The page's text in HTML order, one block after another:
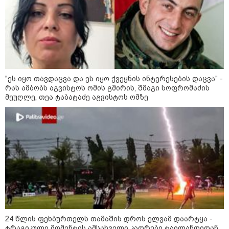
"ყოველთვის ჩემზე უკეთესს
მხდიდი - შენი ავადმყოფობითაც
კი აგრძელებ ამის გაკეთებას" -
თეონა კონტრიძე მეუღლეს
ემოციურ "პოსტს" უძღვნის
პოლიციამ ,,გლოვოს” კურიერზე
თავდასხმის ბრალდებით 3 პირი,
მათ შორის 2 არასრულწლოვანი
დააკავა - შსს ინფორმაციას
პოლიტიკა
"ეს იყო თავდაცვა და ეს იყო ქვეყნის ინტერესების დაცვა" -
რას ამბობს აგვისტოს ომის გმირის, შმაგი სოფრომაძის
მეუღლე, თეა ტაბატაძე აგვისტოს ომზე
24 წლის ფეხბურთელს თამაშის დროს ელვამ დაარტყა -